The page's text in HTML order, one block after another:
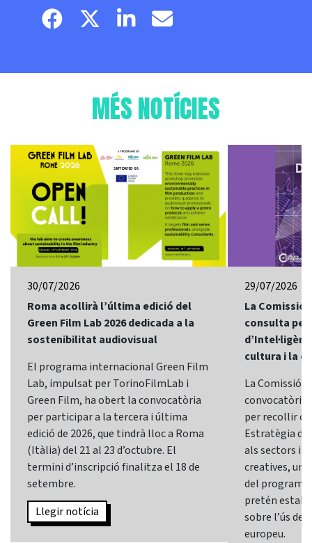
Facebook pageTwitter page
LinkedinEmail
MÉS NOTÍCIES
30/07/2026
Roma acollirà l’última edició del
Green Film Lab 2026 dedicada a la
sostenibilitat audiovisual
El programa internacional Green Film
Lab, impulsat per TorinoFilmLab i
Green Film, ha obert la convocatòria
per participar a la tercera i última
edició de 2026, que tindrà lloc a Roma
(Itàlia) del 21 al 23 d’octubre. El
termini d’inscripció finalitza el 18 de
setembre.
Llegir notícia
29/07/2026
La Comissió
consulta
cultura i la
La Comissió
convocatòria
per recollir
Estratègia
als sectors i
creatives,
del programa
pretén
sobre l’ús de
europeu.